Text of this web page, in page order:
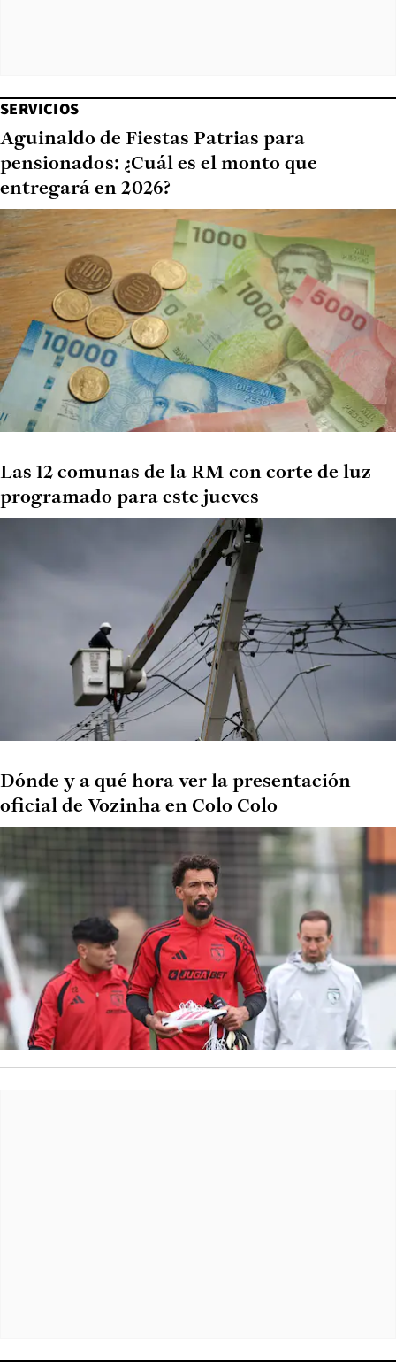
SERVICIOS
Aguinaldo de Fiestas Patrias para
pensionados: ¿Cuál es el monto que
entregará en 2026?
Las 12 comunas de la RM con corte de luz
programado para este jueves
Dónde y a qué hora ver la presentación
oficial de Vozinha en Colo Colo